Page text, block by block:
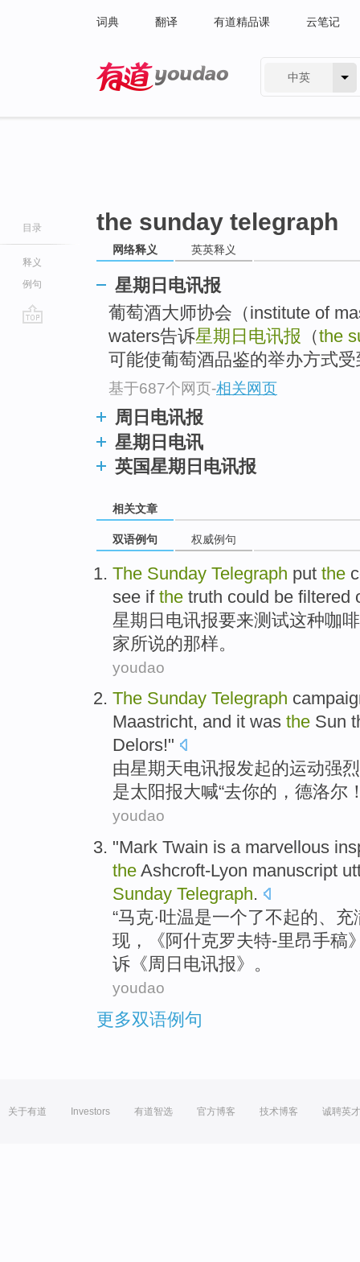
词典 翻译 有道精品课 云笔记
中英
目录
释义
例句
the sunday telegraph
网络释义 英英释义
星期日电讯报
葡萄酒大师协会（institute of
waters告诉星期日电讯报 （the
可能使葡萄酒品鉴的举办方式
基于687个网页-相关网页
周日电讯报
星期日电讯
英国星期日电讯报
相关文章
双语例句 权威例句
The Sunday Telegraph put the
see if the truth could be filtered
星期日 电讯报要来测试这种咖啡
家所说的那样。
youdao
The Sunday Telegraph
Maastricht, and it was the Sun
Delors!"
由星期天电讯报发起的运动强
是太阳报大喊“去你的 ，德洛尔
youdao
"Mark Twain is a marvellous
the Ashcroft-Lyon manuscript
Sunday Telegraph.
“马克·吐温是一个了不起的、 充
现 ，《阿什克罗夫特-里昂手稿
诉 《周日 电讯报》。
youdao
更多双语例句
关于有道 Investors 有道智选 官方博客 技术博客 诚聘英才